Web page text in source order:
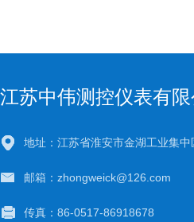
江苏中伟测控仪表有限
地址：江苏省淮安市金湖工业集
邮箱：zhongweick@126.com
传真：86-0517-86918678